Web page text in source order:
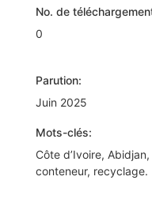
No. de
0
Parution:
Juin 2025
Mots-clés:
Côte d’Ivoire,
conteneur, recyclage.